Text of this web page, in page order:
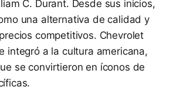
C. Durant. Desde sus inicios,
una alternativa de calidad y
competitivos. Chevrolet
integró a la cultura americana,
se convirtieron en íconos de